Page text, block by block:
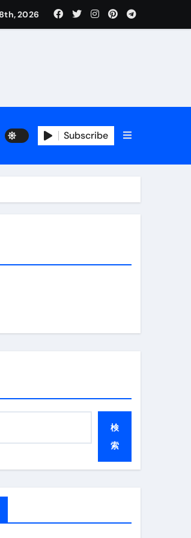
トラブル回避のリアルな裏技アド
2026
Subscribe
検
索